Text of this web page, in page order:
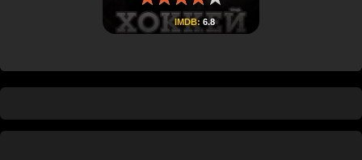
IMDB: 6.8